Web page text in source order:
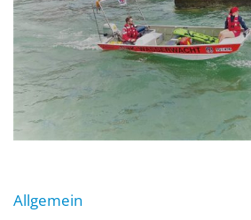
Allgemein